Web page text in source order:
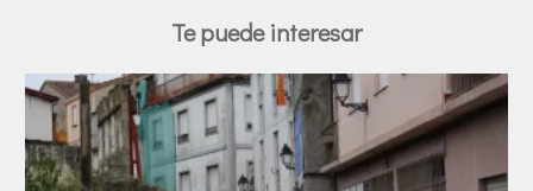
Te puede interesar